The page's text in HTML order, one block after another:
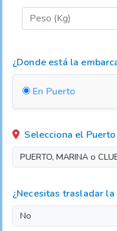
¿Donde está la
En Puerto
Selecciona el Puerto
PUERTO, MARINA o
¿Necesitas trasladar la
No